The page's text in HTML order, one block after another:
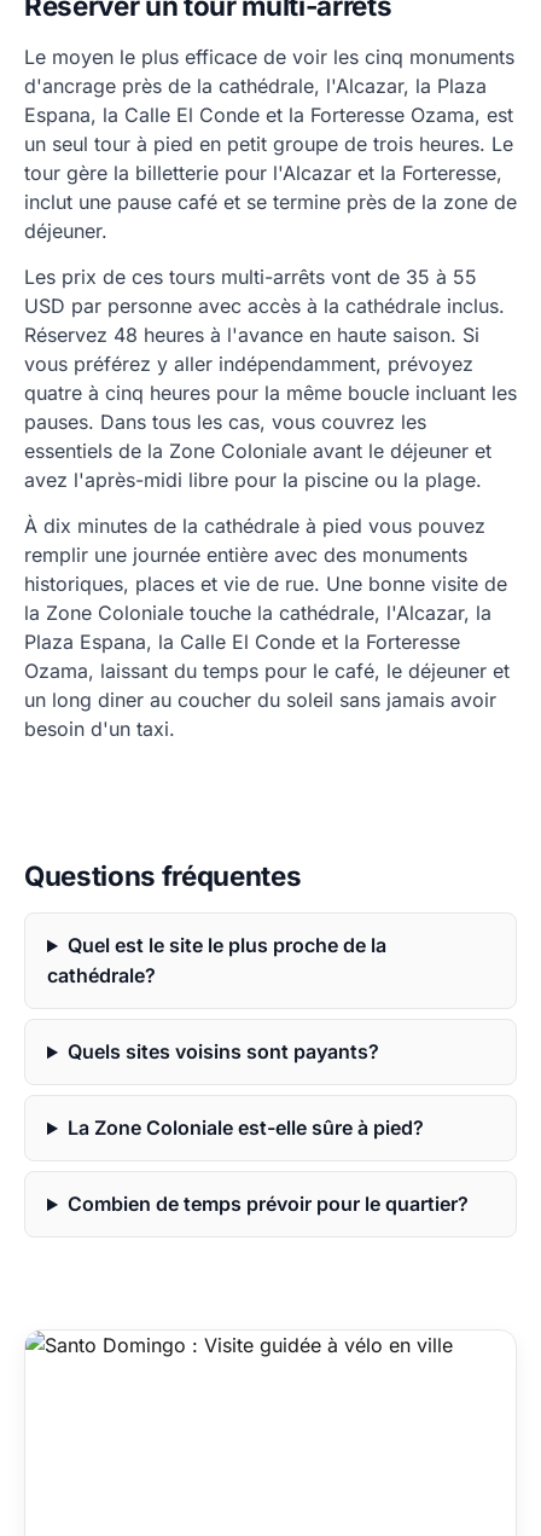
Le moyen le plus efficace de voir les cinq monuments
d'ancrage près de la cathédrale, l'Alcazar, la Plaza
Espana, la Calle El Conde et la Forteresse Ozama, est
un seul tour à pied en petit groupe de trois heures. Le
tour gère la billetterie pour l'Alcazar et la Forteresse,
inclut une pause café et se termine près de la zone de
déjeuner.
Les prix de ces tours multi-arrêts vont de 35 à 55
USD par personne avec accès à la cathédrale inclus.
Réservez 48 heures à l'avance en haute saison. Si
vous préférez y aller indépendamment, prévoyez
quatre à cinq heures pour la même boucle incluant les
pauses. Dans tous les cas, vous couvrez les
essentiels de la Zone Coloniale avant le déjeuner et
avez l'après-midi libre pour la piscine ou la plage.
À dix minutes de la cathédrale à pied vous pouvez
remplir une journée entière avec des monuments
historiques, places et vie de rue. Une bonne visite de
la Zone Coloniale touche la cathédrale, l'Alcazar, la
Plaza Espana, la Calle El Conde et la Forteresse
Ozama, laissant du temps pour le café, le déjeuner et
un long diner au coucher du soleil sans jamais avoir
besoin d'un taxi.
Questions fréquentes
Quel est le site le plus proche de la
cathédrale?
Quels sites voisins sont payants?
La Zone Coloniale est-elle sûre à pied?
Combien de temps prévoir pour le quartier?